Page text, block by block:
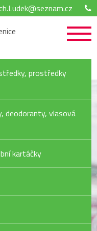
prostředky
deodoranty, vlasová
kartáčky